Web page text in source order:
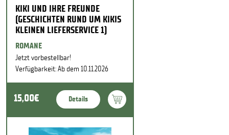
KIKI UND IHRE FREUNDE
(GESCHICHTEN RUND UM KIKIS
KLEINEN LIEFERSERVICE 1)
ROMANE
Jetzt vorbestellbar!
Verfügbarkeit: Ab dem 10.11.2026
15,00€ Details